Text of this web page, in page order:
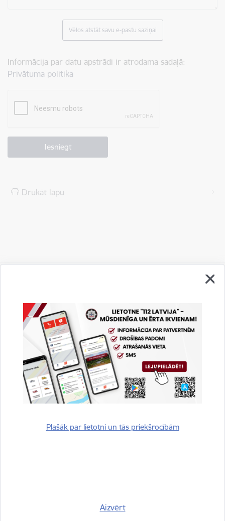
Plašāk par lietotni un tās priekšrocībām
Aizvērt
Vēlos atstāt savu e-pastu saziņai
Informācija par datu apstrādi ir atrodama sadaļā:
Privātuma politika
Drukāt lapu
Vai šī informācija bija noderīga?
Sniegt atsauksmi